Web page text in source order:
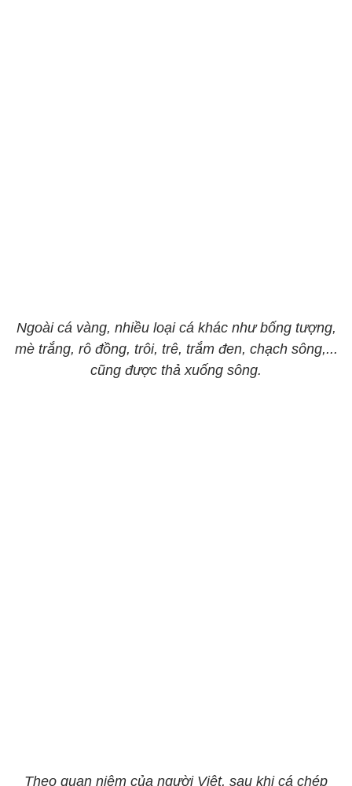
Ngoài cá vàng, nhiều loại cá khác như bống tượng,
mè trắng, rô đồng, trôi, trê, trắm đen, chạch sông,...
cũng được thả xuống sông.
Theo quan niệm của người Việt, sau khi cá chép